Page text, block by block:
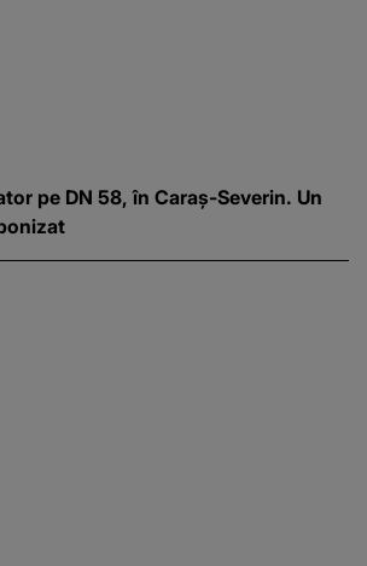
pe DN 58, în Caraș-Severin. Un